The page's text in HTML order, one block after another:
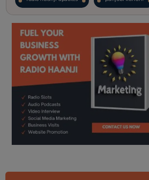
kitaab kahani punjabi story